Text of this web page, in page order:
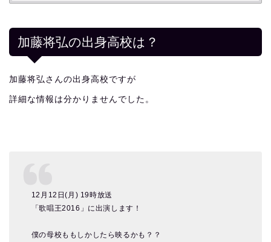
加藤将弘の出身高校は？
加藤将弘さんの出身高校ですが
詳細な情報は分かりませんでした。
12月12日(月) 19時放送
「歌唱王2016」に出演します！
僕の母校ももしかしたら映るかも？？